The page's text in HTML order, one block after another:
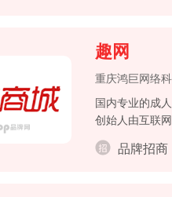
趣网
重庆鸿巨网络
国内专业的成
创始人由互联
衣、男女情趣
商品种类、可
品牌招商